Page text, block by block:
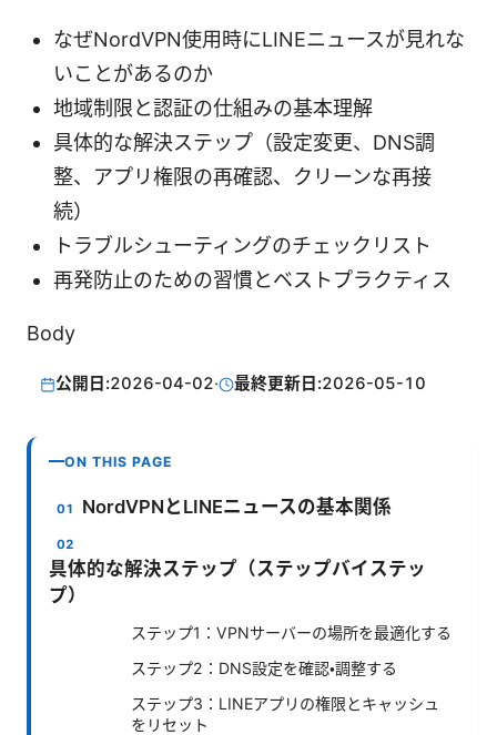
なぜNordVPN使用時にLINEニュースが見れな
いことがあるのか
地域制限と認証の仕組みの基本理解
具体的な解決ステップ（設定変更、DNS調
整、アプリ権限の再確認、クリーンな再接
続）
トラブルシューティングのチェックリスト
再発防止のための習慣とベストプラクティス
Body
公開日:2026-04-02· 最終更新日:2026-05-10
ON THIS PAGE
NordVPNとLINEニュースの基本関係
具体的な解決ステップ（ステップバイステッ
プ）
ステップ1：VPNサーバーの場所を最適化する
ステップ2：DNS設定を確認・調整する
ステップ3：LINEアプリの権限とキャッシュ
をリセット